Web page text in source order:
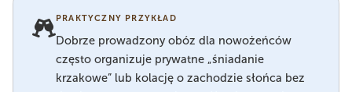
PRAKTYCZNY PRZYKŁAD
Dobrze prowadzony obóz dla nowożeńców
często organizuje prywatne „śniadanie
krzakowe” lub kolację o zachodzie słońca bez